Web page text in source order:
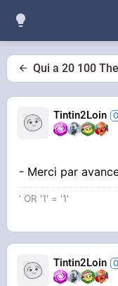
Qui a 20 100 The
Tintin2Loin
- Merci par
' OR '1' = '1'
Tintin2Loin